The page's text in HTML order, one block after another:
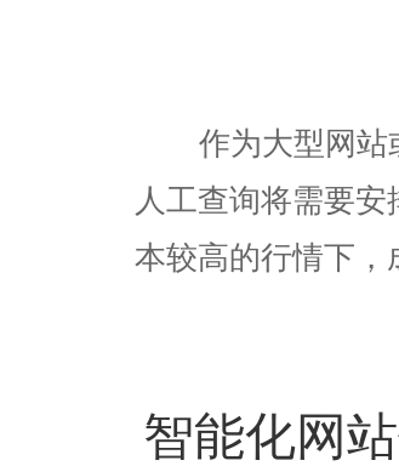
作为大型网站
人工查询将需要
本较高的行情下，
智能化网